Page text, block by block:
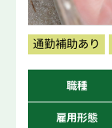
通勤補助あり
職種
雇用形態